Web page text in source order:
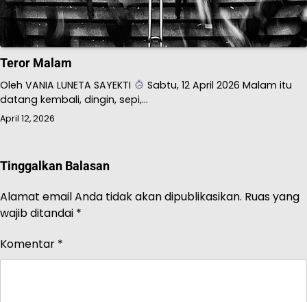
Teror Malam
Oleh VANIA LUNETA SAYEKTI
Sabtu, 12 April 2026 Malam itu
datang kembali, dingin, sepi,…
April 12, 2026
Tinggalkan Balasan
Alamat email Anda tidak akan dipublikasikan. Ruas yang
wajib ditandai *
Komentar *